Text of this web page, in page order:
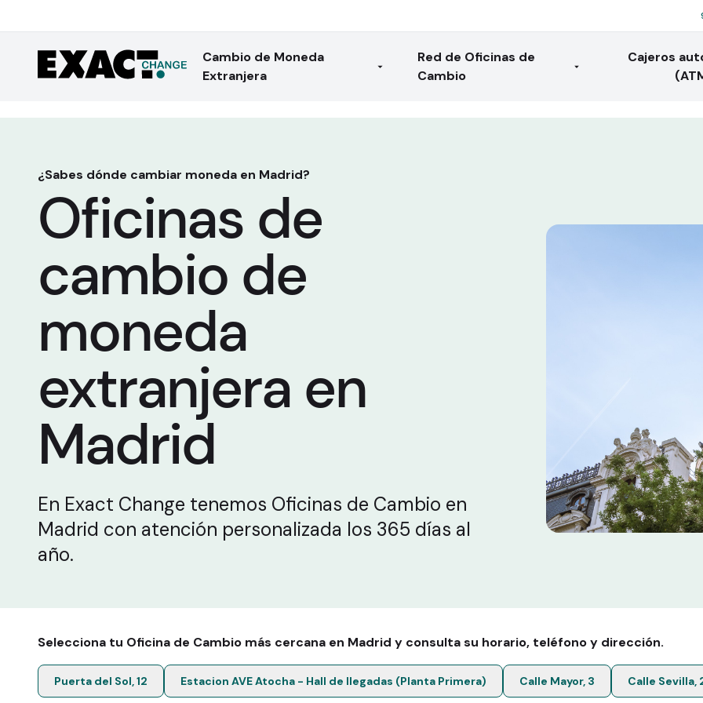
Cambio de Moneda
Extranjera
Red de Oficinas de
Cambio
Cajeros
¿Sabes dónde cambiar moneda en Madrid?
Oficinas de
cambio de
moneda
extranjera en
Madrid
En Exact Change tenemos Oficinas de Cambio en
Madrid con atención personalizada los 365 días al
año.
Selecciona tu Oficina de Cambio más cercana en Madrid y consulta su horario, teléfono y dirección.
Puerta del Sol, 12 Estacion AVE Atocha - Hall de llegadas (Planta Primera) Calle Mayor, 3 Calle Sevilla,